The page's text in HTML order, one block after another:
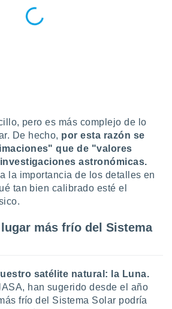
pero es más complejo de lo
De hecho, por esta razón se
que de "valores
astronómicas.
la importancia de los detalles en
tan bien calibrado esté el
más frío del Sistema
satélite natural: la Luna.
han sugerido desde el año
frío del Sistema Solar podría